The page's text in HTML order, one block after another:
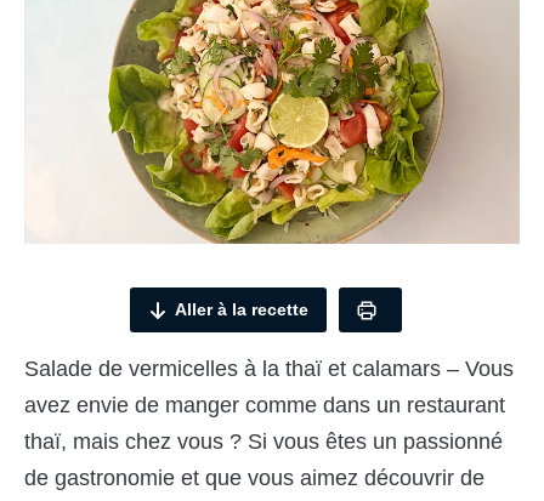
Aller à la recette
Salade de vermicelles à la thaï et calamars – Vous
avez envie de manger comme dans un restaurant
thaï, mais chez vous ? Si vous êtes un passionné
de gastronomie et que vous aimez découvrir de